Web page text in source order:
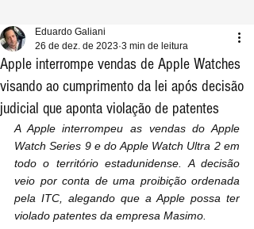
Apple interrompe vendas de Apple Watches
visando ao cumprimento da lei após decisão
judicial que aponta violação de patentes
Eduardo Galiani
26 de dez. de 2023 3 min de leitura
A Apple interrompeu as vendas do Apple
Watch Series 9 e do Apple Watch Ultra 2 em
todo o território estadunidense. A decisão
veio por conta de uma proibição ordenada
pela ITC, alegando que a Apple possa ter
violado patentes da empresa Masimo.